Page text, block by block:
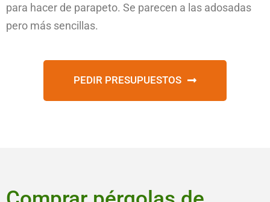
para hacer de parapeto. Se parecen a las adosadas
pero más sencillas.
PEDIR PRESUPUESTOS